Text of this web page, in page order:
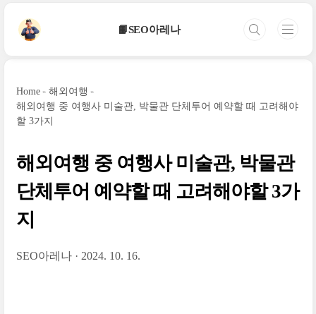
📙SEO아레나
Home
해외여행
해외여행 중 여행사 미술관, 박물관 단체투어 예약할 때 고려해야
할 3가지
해외여행 중 여행사 미술관, 박물관
단체투어 예약할 때 고려해야할 3가
지
SEO아레나 2024. 10. 16.